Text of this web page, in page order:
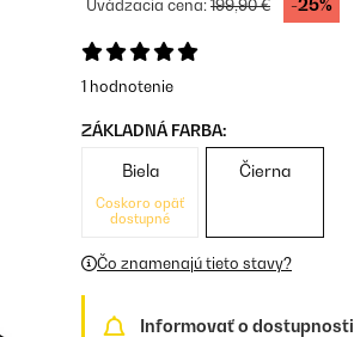
Uvádzacia cena:199,90 € -25%
1 hodnotenie
ZÁKLADNÁ FARBA:
Biela
Čoskoro opäť
dostupné
Čierna
Čo znamenajú tieto stavy?
Informovať o dostupnosti